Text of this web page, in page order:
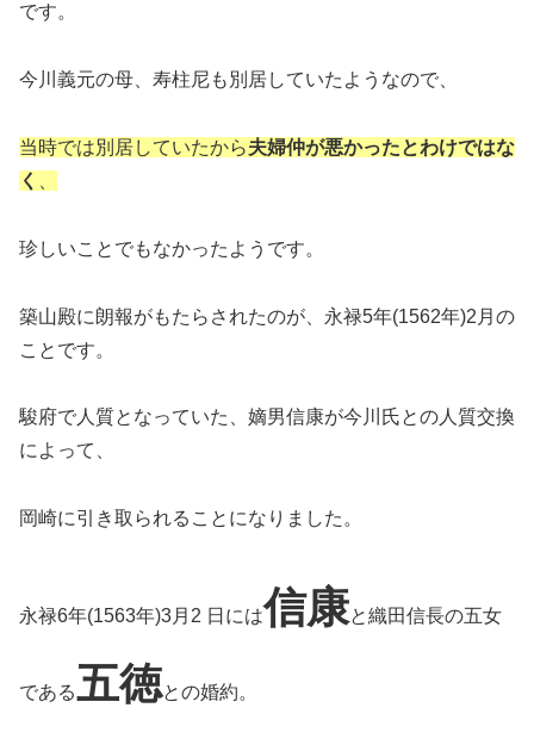
です。
今川義元の母、寿柱尼も別居していたようなので、
当時では別居していたから夫婦仲が悪かったとわけではな
く
珍しいことでもなかったようです。
築山殿に朗報がもたらされたのが、永禄5年(1562年)2月の
ことです。
駿府で人質となっていた、嫡男信康が今川氏との人質交換
によって、
岡崎に引き取られることになりました。
永禄6年(1563年)3月2 日には信康と織田信長の五女
である五徳との婚約。